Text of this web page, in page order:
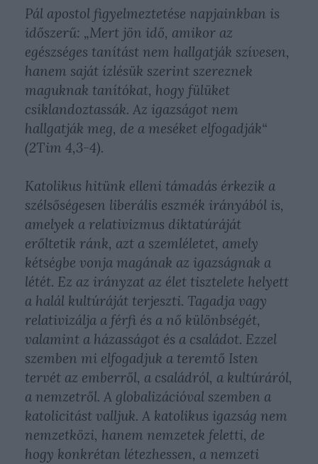
Pál apostol figyelmeztetése napjainkban is
időszerű: „Mert jön idő, amikor az
egészséges tanítást nem hallgatják szívesen,
hanem saját ízlésük szerint szereznek
maguknak tanítókat, hogy fülüket
csiklandoztassák. Az igazságot nem
hallgatják meg, de a meséket elfogadják“
(2Tim 4,3-4).
Katolikus hitünk elleni támadás érkezik a
szélsőségesen liberális eszmék irányából is,
amelyek a relativizmus diktatúráját
erőltetik ránk, azt a szemléletet, amely
kétségbe vonja magának az igazságnak a
létét. Ez az irányzat az élet tisztelete helyett
a halál kultúráját terjeszti. Tagadja vagy
relativizálja a férfi és a nő különbségét,
valamint a házasságot és a családot. Ezzel
szemben mi elfogadjuk a teremtő Isten
tervét az emberről, a családról, a kultúráról,
a nemzetről. A globalizációval szemben a
katolicitást valljuk. A katolikus igazság nem
nemzetközi, hanem nemzetek feletti, de
hogy konkrétan létezhessen, a nemzeti